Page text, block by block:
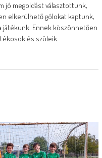
jó megoldást választottunk,
elkerülhető gólokat kaptunk,
játékunk. Ennek köszönhetően
és szüleik